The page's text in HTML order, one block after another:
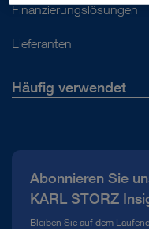
Finanzierungslösungen
Lieferanten
Häufig verwendet
Compliance Hotline
Mediathek
Abonnieren Sie
KARL STORZ
Bleiben Sie auf dem